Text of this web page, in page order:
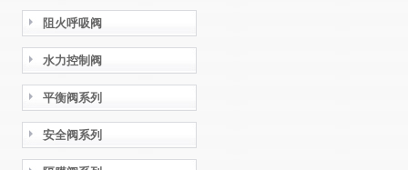
阻火呼吸阀
水力控制阀
平衡阀系列
安全阀系列